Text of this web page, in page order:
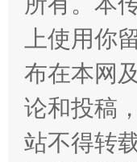
招工难、
上使用你
布在本网
论和投稿
站不得转